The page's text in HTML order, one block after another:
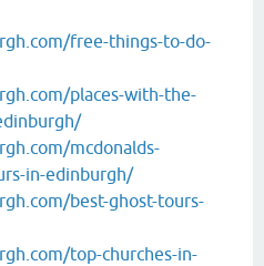
free-things-to-do-
places-with-the-
mcdonalds-
in-edinburgh/
best-ghost-tours-
top-churches-in-